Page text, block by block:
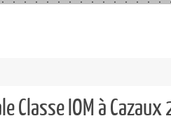
Classe IOM à